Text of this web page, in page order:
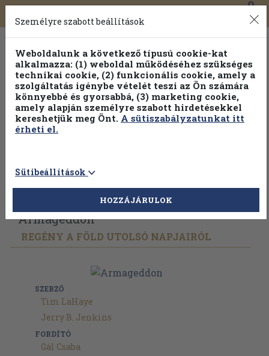
Toggle
navigation
0
Válogasson több mint 30 000 kötet közül
Hobbi témakörökben20% kedvezménnyel!
Vissza az előző oldalra Válasszon példányt
Armageddon
REGÉNY A FÖLD UTOLSÓ NAPJAIRÓL
SZERZŐ
Tim LaHaye
Jerry B. Jenkins
FORDÍTÓ
Gál Csaba
Személyre szabott beállítások
Weboldalunk a következő típusú cookie-kat
alkalmazza: (1) weboldal működéséhez szükséges
technikai cookie, (2) funkcionális cookie, amely a
szolgáltatás igénybe vételét teszi az Ön számára
könnyebbé és gyorsabbá, (3) marketing cookie,
amely alapján személyre szabott hirdetésekkel
kereshetjük meg Önt. A sütiszabályzatunkat itt
érheti el.
Sütibeállítások
HOZZÁJÁRULOK